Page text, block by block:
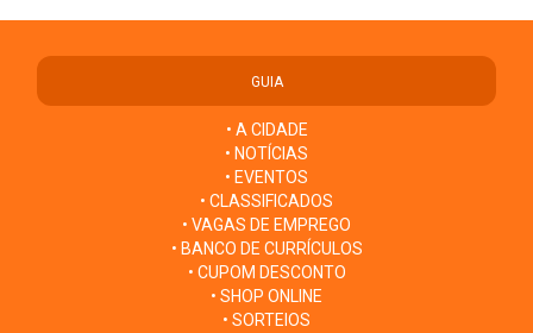
GUIA
• A CIDADE
• NOTÍCIAS
• EVENTOS
• CLASSIFICADOS
• VAGAS DE EMPREGO
• BANCO DE CURRÍCULOS
• CUPOM DESCONTO
• SHOP ONLINE
• SORTEIOS